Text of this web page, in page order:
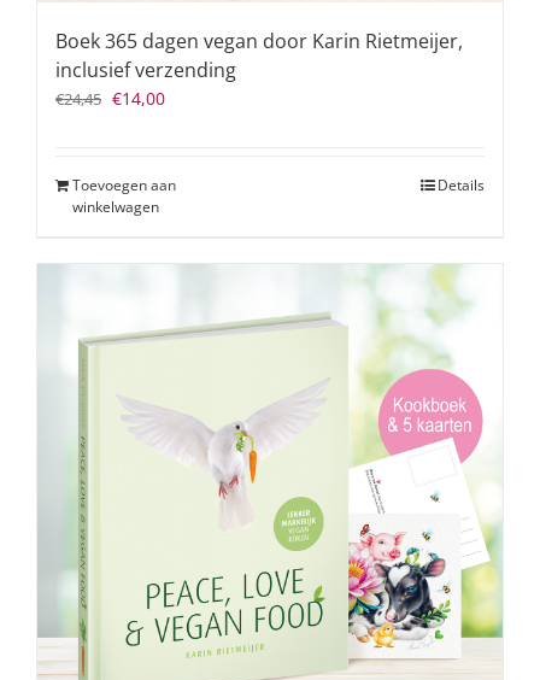
Boek 365 dagen vegan door Karin Rietmeijer,
inclusief verzending
€24,45 Oorspronkelijke
€24,45.
€14,00Huidige
€14,00.
Toevoegen aan
winkelwagen
Details